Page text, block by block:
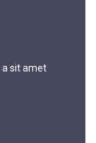
a sit amet